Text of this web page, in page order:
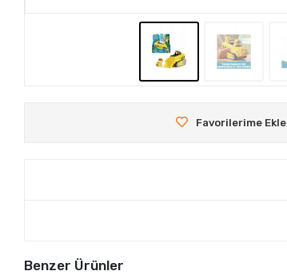
Favorilerime Ekle
Benzer Ürünler